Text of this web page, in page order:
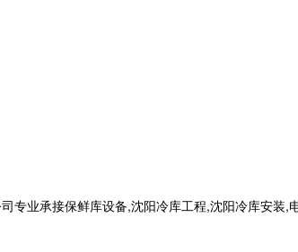
专业承接保鲜库设备,沈阳冷库工程,沈阳冷库安装,